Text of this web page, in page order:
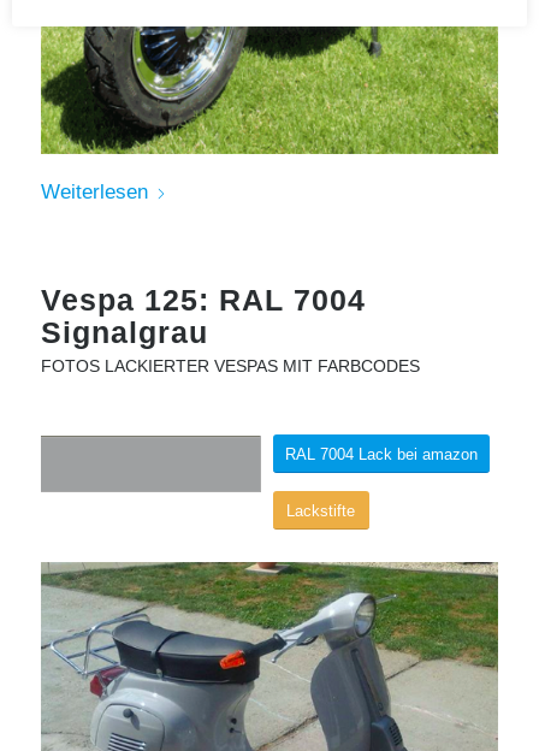
Weiterlesen
Vespa 125: RAL 7004
Signalgrau
FOTOS LACKIERTER VESPAS MIT FARBCODES
RAL 7004 Lack bei amazon
Lackstifte